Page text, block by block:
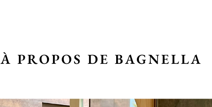
À PROPOS DE BAGNELLA